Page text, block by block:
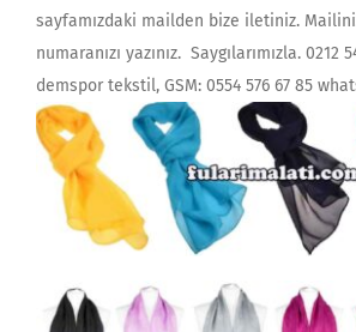
sayfamızdaki mailden bize iletiniz.
numaranızı yazınız. Saygılarımızla. 0212
demspor tekstil, GSM: 0554 576 67 85